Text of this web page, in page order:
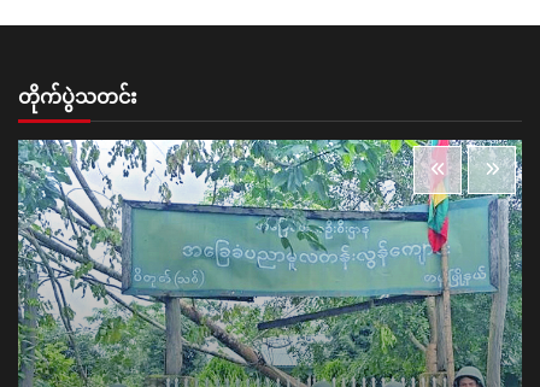
တိုက်ပွဲသတင်း